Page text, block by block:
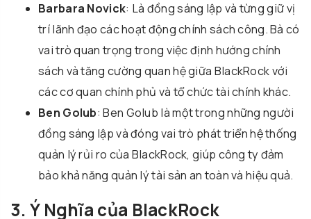
Barbara Novick: Là đồng sáng lập và từng giữ vị
trí lãnh đạo các hoạt động chính sách công. Bà có
vai trò quan trọng trong việc định hướng chính
sách và tăng cường quan hệ giữa BlackRock với
các cơ quan chính phủ và tổ chức tài chính khác.
Ben Golub: Ben Golub là một trong những người
đồng sáng lập và đóng vai trò phát triển hệ thống
quản lý rủi ro của BlackRock, giúp công ty đảm
bảo khả năng quản lý tài sản an toàn và hiệu quả.
3. Ý Nghĩa của BlackRock